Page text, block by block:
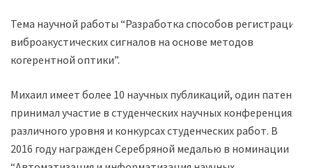
Тема научной работы “Разработка способов регистрации
виброакустических сигналов на основе методов
когерентной оптики”.
Михаил имеет более 10 научных публикаций, один патент,
принимал участие в студенческих научных конференциях
различного уровня и конкурсах студенческих работ. В
2016 году награжден Серебряной медалью в номинации